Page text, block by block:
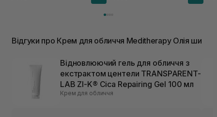
Відгуки про Крем для обличчя Meditherapy Олія ши
Відновлюючий гель для обличчя з
екстрактом центели TRANSPARENT-
LAB ZI-K® Cica Repairing Gel 100 мл
Крем для обличчя